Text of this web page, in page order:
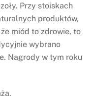
Przy stoiskach
produktów,
miód to zdrowie, to
wybrano
Nagrody w tym roku